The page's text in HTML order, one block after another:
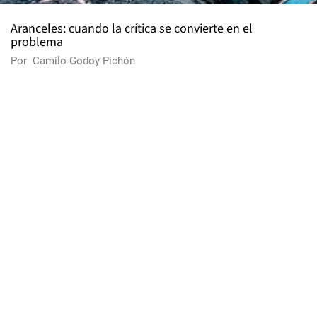
Aranceles: cuando la crítica se convierte en el
problema
Por Camilo Godoy Pichón